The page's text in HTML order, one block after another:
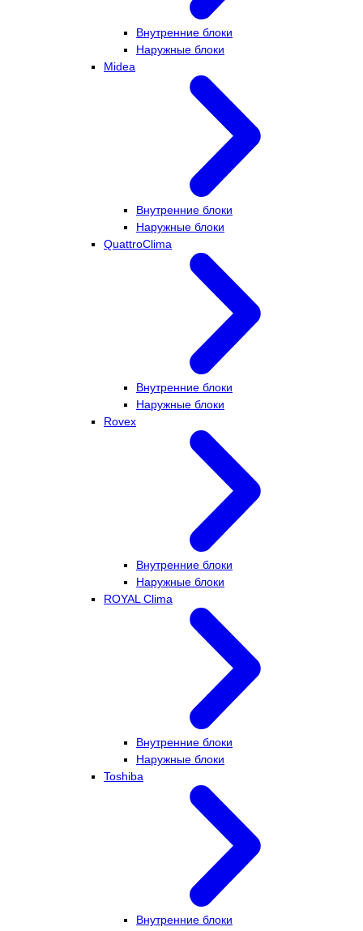
Внутренние блоки
Наружные блоки
Midea
Внутренние блоки
Наружные блоки
QuattroClima
Внутренние блоки
Наружные блоки
Rovex
Внутренние блоки
Наружные блоки
ROYAL Clima
Внутренние блоки
Наружные блоки
Toshiba
Внутренние блоки